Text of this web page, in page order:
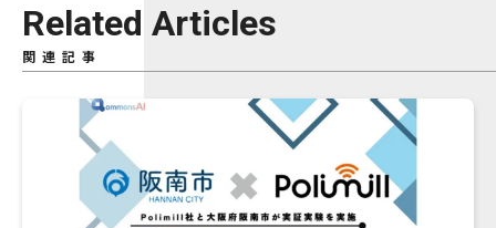
Related Articles
関連記事